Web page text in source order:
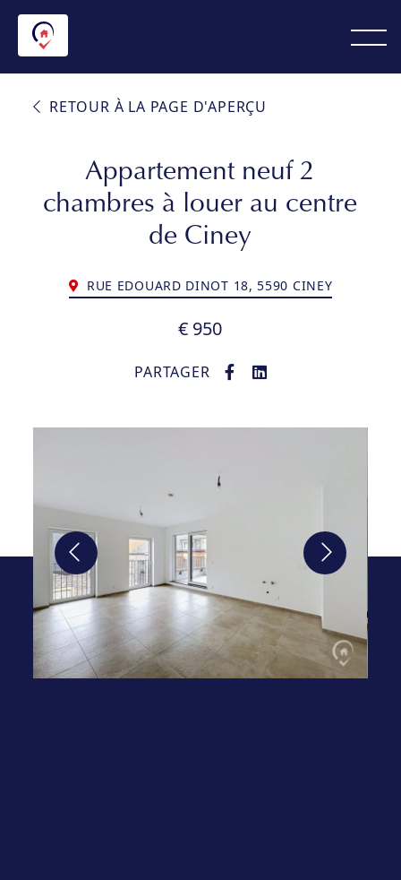
RETOUR À LA PAGE D'APERÇU
Appartement neuf 2
chambres à louer au centre
de Ciney
RUE EDOUARD DINOT 18, 5590 CINEY
€ 950
PARTAGER